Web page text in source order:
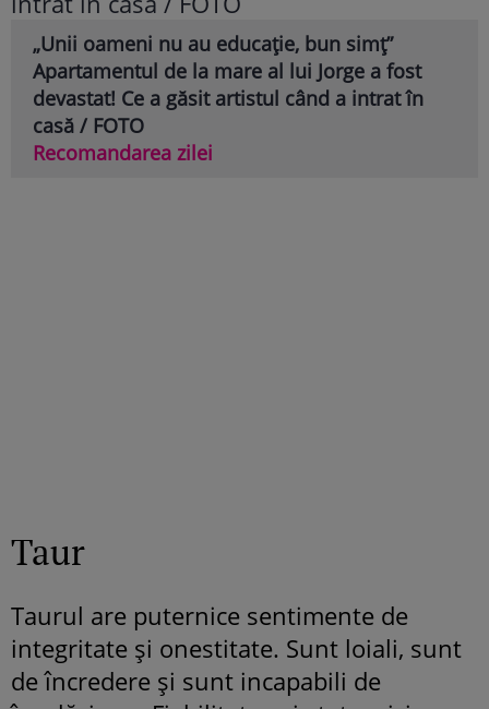
„Unii oameni nu au educație, bun simț”
Apartamentul de la mare al lui Jorge a fost
devastat! Ce a găsit artistul când a intrat în
casă / FOTO
Recomandarea zilei
Taur
Taurul are puternice sentimente de
integritate și onestitate. Sunt loiali, sunt
de încredere și sunt incapabili de